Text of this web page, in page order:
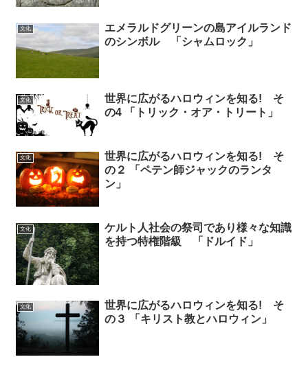
文化
エメラルドグリーンの島アイルランド
のシンボル 「シャムロック」
文化
世界に広がるハロウィンを知る! そ
の4 「トリック・オア・トリート」
文化
世界に広がるハロウィンを知る! そ
の２ 「ペテン師ジャックのランタ
ン」
文化
ケルト人社会の祭司であり様々な知識
を持つ特権階級 「ドルイド」
文化
世界に広がるハロウィンを知る! そ
の３ 「キリスト教とハロウィン」